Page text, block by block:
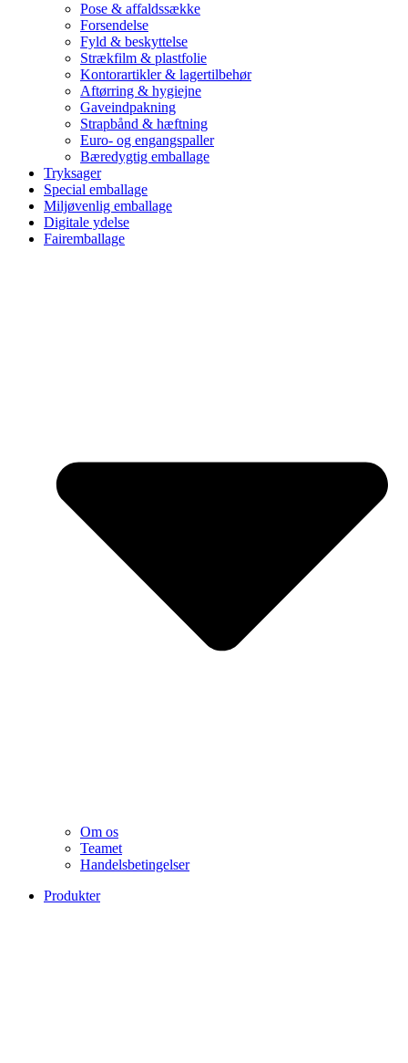
Pose & affaldssække
Forsendelse
Fyld & beskyttelse
Strækfilm & plastfolie
Kontorartikler & lagertilbehør
Aftørring & hygiejne
Gaveindpakning
Strapbånd & hæftning
Euro- og engangspaller
Bæredygtig emballage
Tryksager
Special emballage
Miljøvenlig emballage
Digitale ydelse
Fairemballage
Om os
Teamet
Handelsbetingelser
Produkter